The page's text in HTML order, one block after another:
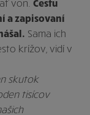
a zapisovaní
Sama ich
krížov, vidí v
skutok
tisícov